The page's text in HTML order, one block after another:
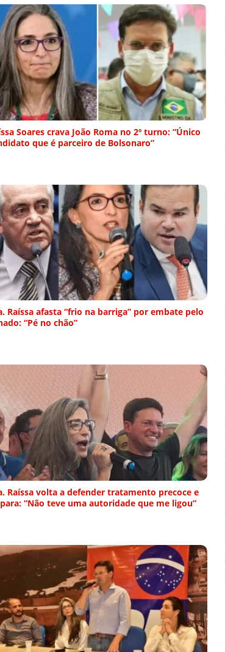
Soares crava João Roma no 2º turno: “Único
que é parceiro de Bolsonaro”
Raíssa afasta “frio na barriga” por embate pelo
“Pé no chão”
Raíssa volta a defender tratamento precoce e
“Não teve uma autoridade que me ligou”